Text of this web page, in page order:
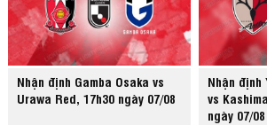
Nhận định Gamba Osaka vs
Urawa Red, 17h30 ngày 07/08
Nhận định
vs
ngày 07/08